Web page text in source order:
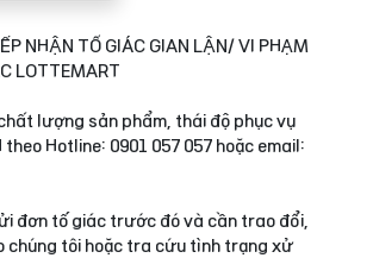
NHẬN TỐ GIÁC GIAN LẬN/ VI PHẠM
LOTTEMART
lượng sản phẩm, thái độ phục vụ
theo Hotline: 0901 057 057 hoặc email:
đơn tố giác trước đó và cần trao đổi,
chúng tôi hoặc tra cứu tình trạng xử